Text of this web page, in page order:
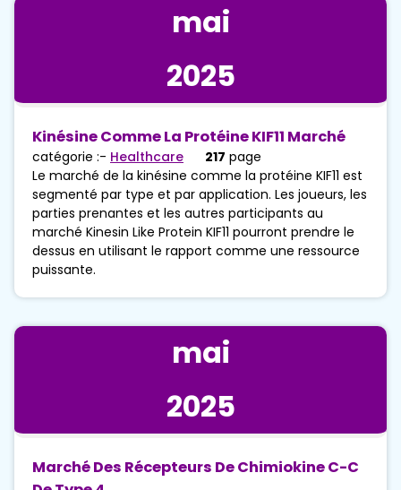
mai
2025
Kinésine Comme La Protéine KIF11 Marché
catégorie :- Healthcare 217 page
Le marché de la kinésine comme la protéine KIF11 est
segmenté par type et par application. Les joueurs, les
parties prenantes et les autres participants au
marché Kinesin Like Protein KIF11 pourront prendre le
dessus en utilisant le rapport comme une ressource
puissante.
mai
2025
Marché Des Récepteurs De Chimiokine C-C